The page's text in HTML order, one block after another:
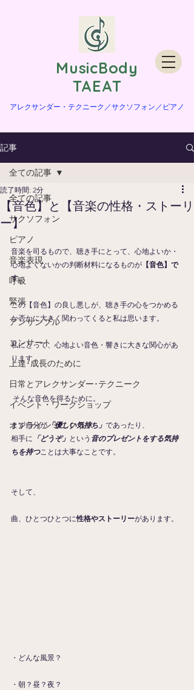
​アレクサンダー・テクニーク／サクソフォン／ピアノ
​MusicBody
TAEAT
記事
全ての記事
サクソフォン
ピアノ
音楽表現
呼吸
緊張
アンサンブル
コンサート
上達･成長のために
日常とアレクサンダー･テクニーク
イベント・ワークショップ
オンラインミニクラス
全ての記事
【音色】と【音楽の性格・ストーリ
ー】
読了時間: 2分
音楽を司るもので、聴き手にとって、心地よいか・
心地よくないかの判断材料になるものが 【音色】で
す。
この【音色】の良し悪しが、聴き手の心をつかめる
か否かに大きく関わってくると私は思います。
私にとって、心地よい音色・響きに大きな関心があ
ります。
そんな音色を得るために。
まず自分が「優しい気持ち」 であったり、
相手に 「どうぞ」 という 音のプレゼントをする気持
ちを持つことは大事なことです。
そして、
曲、ひとつひとつに性格やストーリーがあります。
・どんな風景？
・朝？昼？夜？